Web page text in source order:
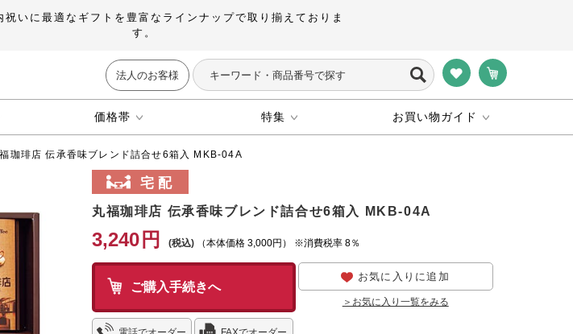
祝いに最適なギフトを豊富なラインナップで取り揃えておりま
す。
法人のお客様
価格帯 特集 お買い物ガイド
珈琲店 伝承香味ブレンド詰合せ6箱入 MKB-04A
丸福珈琲店 伝承香味ブレンド詰合せ6箱入 MKB-04A
3,240 円 （本体価格 3,000円） ※消費税率 8％
ご購入手続きへ
お気に入りに追加
＞お気に入り一覧をみる